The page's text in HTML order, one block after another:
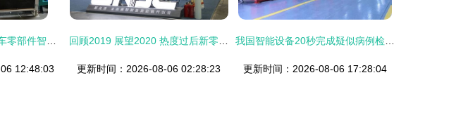
12:48:03 更新时间：2026-08-06 02:28:23 更新时间：2026-08-06 17:28:04